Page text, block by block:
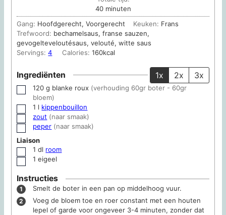
40minuten
minuten
Gang: Hoofdgerecht, Voorgerecht Keuken: Frans
Trefwoord: bechamelsaus, franse sauzen,
gevogelteveloutésaus, velouté, witte saus
Servings:4 Calories:160kcal
Ingrediënten 1x 2x 3x
▢
120 g blanke roux (verhouding 60gr boter - 60gr
bloem)
▢
1 l kippenbouillon
▢
zout (naar smaak)
▢
peper (naar smaak)
Liaison
▢
1 dl room
▢
1 eigeel
Instructies
Smelt de boter in een pan op middelhoog vuur.
Voeg de bloem toe en roer constant met een houten
lepel of garde voor ongeveer 3-4 minuten, zonder dat